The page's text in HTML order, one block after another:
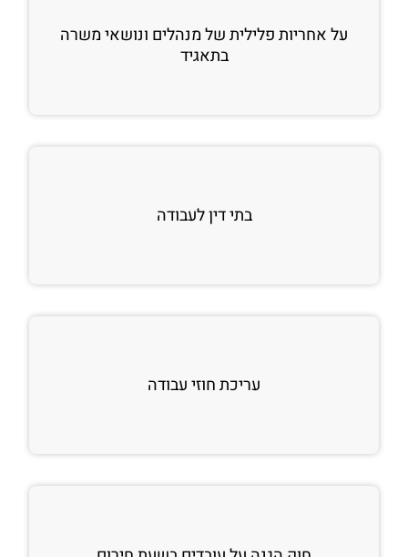
על אחריות פלילית של מנהלים ונושאי משרה
בתאגיד
בתי דין לעבודה
עריכת חוזי עבודה